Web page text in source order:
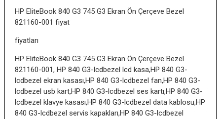
HP EliteBook 840 G3 745 G3 Ekran Ön Çerçeve Bezel
821160-001 fiyat
fiyatları
HP EliteBook 840 G3 745 G3 Ekran Ön Çerçeve Bezel
821160-001, HP 840 G3-lcdbezel lcd kasa,HP 840 G3-
lcdbezel ekran kasası,HP 840 G3-lcdbezel fan,HP 840 G3-
lcdbezel usb kart,HP 840 G3-lcdbezel ses kartı,HP 840 G3-
lcdbezel klavye kasası,HP 840 G3-lcdbezel data kablosu,HP
840 G3-lcdbezel servis kapakları,HP 840 G3-lcdbezel